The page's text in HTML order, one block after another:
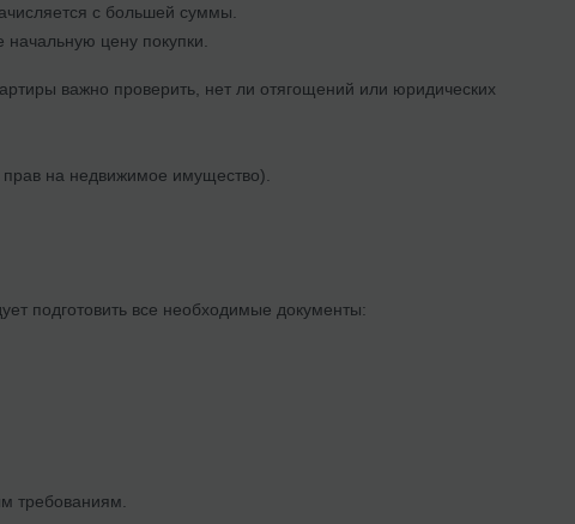
с большей суммы.
цену покупки.
важно проверить, нет ли отягощений или юридических
прав на недвижимое имущество).
подготовить все необходимые документы:
требованиям.